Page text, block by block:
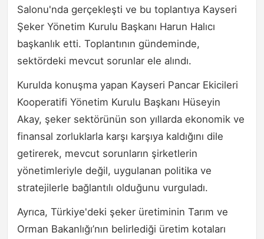
Salonu'nda gerçekleşti ve bu toplantıya Kayseri
Şeker Yönetim Kurulu Başkanı Harun Halıcı
başkanlık etti. Toplantının gündeminde,
sektördeki mevcut sorunlar ele alındı.
Kurulda konuşma yapan Kayseri Pancar Ekicileri
Kooperatifi Yönetim Kurulu Başkanı Hüseyin
Akay, şeker sektörünün son yıllarda ekonomik ve
finansal zorluklarla karşı karşıya kaldığını dile
getirerek, mevcut sorunların şirketlerin
yönetimleriyle değil, uygulanan politika ve
stratejilerle bağlantılı olduğunu vurguladı.
Ayrıca, Türkiye'deki şeker üretiminin Tarım ve
Orman Bakanlığı’nın belirlediği üretim kotaları